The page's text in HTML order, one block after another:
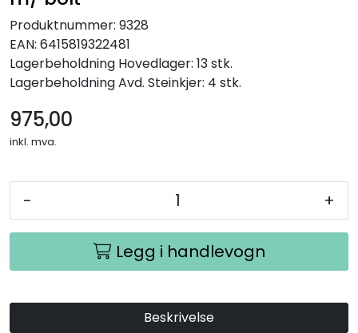
Produktnummer: 9328
EAN: 6415819322481
Lagerbeholdning Hovedlager: 13 stk.
LagerbeholdningAvd. Steinkjer: 4 stk.
975,00
inkl. mva.
- +
Legg i handlevogn
Beskrivelse